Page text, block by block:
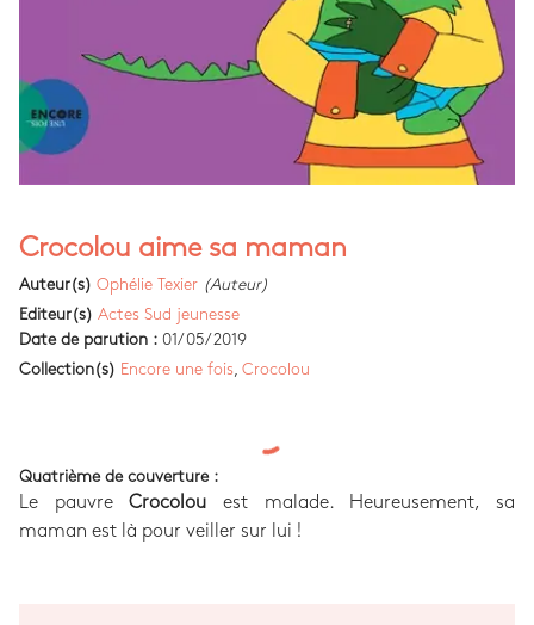
Crocolou aime sa maman
Auteur(s) Ophélie Texier (Auteur)
Editeur(s) Actes Sud jeunesse
Date de parution : 01/05/2019
Collection(s) Encore une fois Crocolou
Quatrième de couverture :
Le pauvreCrocolou est malade. Heureusement, sa
maman est là pour veiller sur lui !